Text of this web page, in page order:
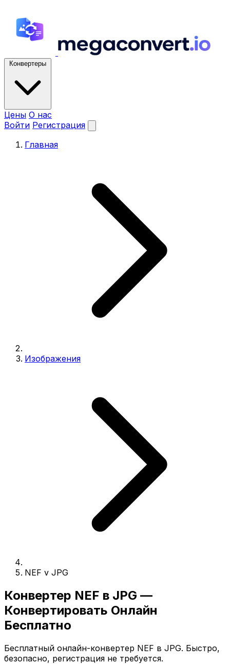
Конвертеры
Цены О нас
Войти Регистрация
Главная
Изображения
NEF v JPG
Конвертер NEF в JPG —
Конвертировать Онлайн
Бесплатно
Бесплатный онлайн-конвертер NEF в JPG. Быстро,
безопасно, регистрация не требуется.